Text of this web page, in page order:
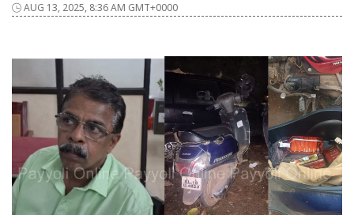
AUG 13, 2025, 8:36 AM GMT+0000